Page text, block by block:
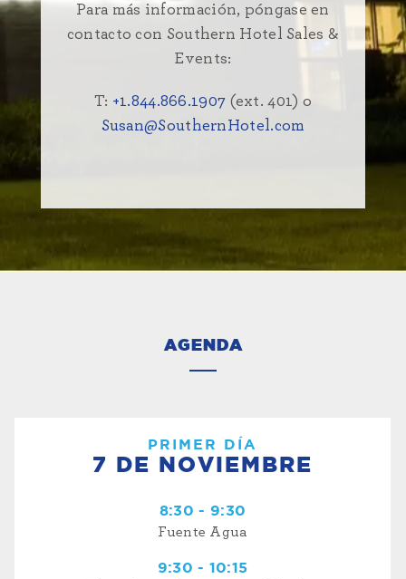
Para más información, póngase en
contacto con Southern Hotel Sales &
Events:
T: +1.844.866.1907 (ext. 401) o
Susan@SouthernHotel.com
AGENDA
PRIMER DÍA
7 DE NOVIEMBRE
8:30 - 9:30
Fuente Agua
9:30 - 10:15